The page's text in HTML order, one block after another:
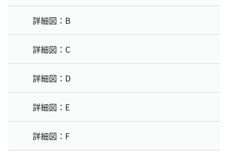
詳細図：B
詳細図：C
詳細図：D
詳細図：E
詳細図：F